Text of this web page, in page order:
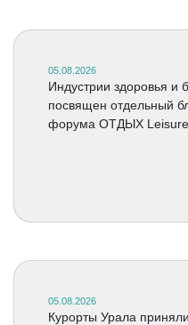
05.08.2026
Индустрии здоровья и
посвящен отдельный
форума ОТДЫХ
05.08.2026
Курорты Урала